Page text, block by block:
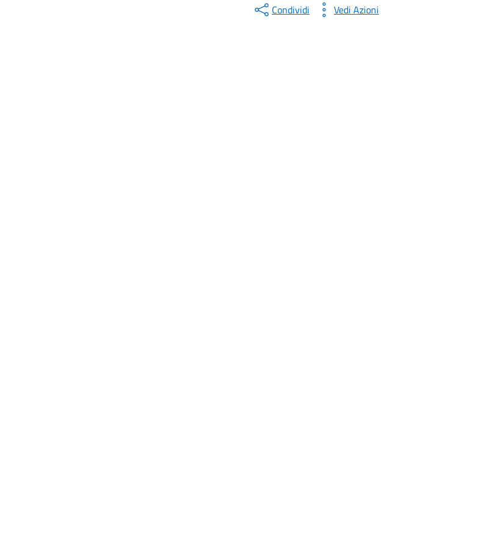
Condividi Vedi Azioni